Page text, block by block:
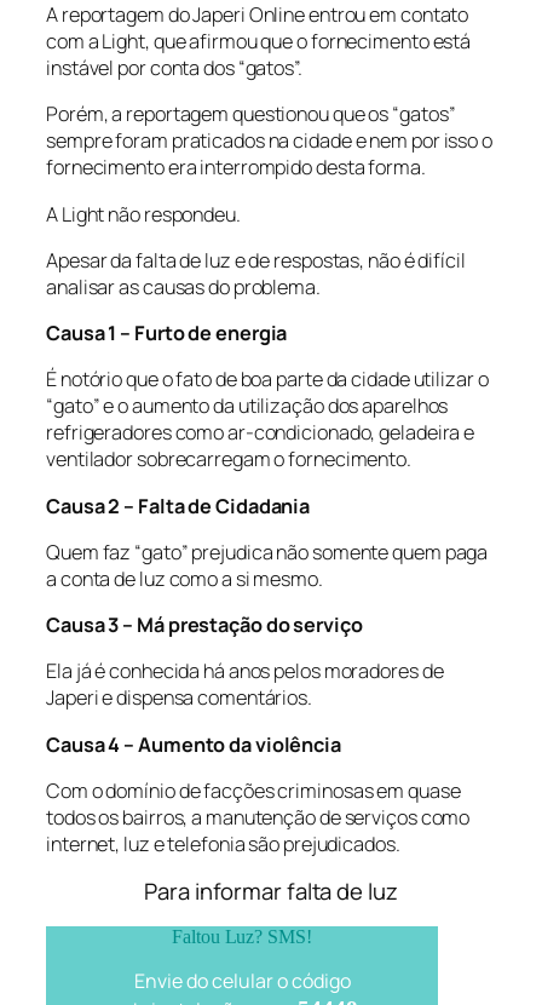
A reportagem do Japeri Online entrou em contato
com a Light, que afirmou que o fornecimento está
instável por conta dos “gatos”.
Porém, a reportagem questionou que os “gatos”
sempre foram praticados na cidade e nem por isso o
fornecimento era interrompido desta forma.
A Light não respondeu.
Apesar da falta de luz e de respostas, não é difícil
analisar as causas do problema.
Causa 1 – Furto de energia
É notório que o fato de boa parte da cidade utilizar o
“gato” e o aumento da utilização dos aparelhos
refrigeradores como ar-condicionado, geladeira e
ventilador sobrecarregam o fornecimento.
Causa 2 – Falta de Cidadania
Quem faz “gato” prejudica não somente quem paga
a conta de luz como a si mesmo.
Causa 3 – Má prestação do serviço
Ela já é conhecida há anos pelos moradores de
Japeri e dispensa comentários.
Causa 4 – Aumento da violência
Com o domínio de facções criminosas em quase
todos os bairros, a manutenção de serviços como
internet, luz e telefonia são prejudicados.
Para informar falta de luz
Faltou Luz? SMS!
Envie do celular o código